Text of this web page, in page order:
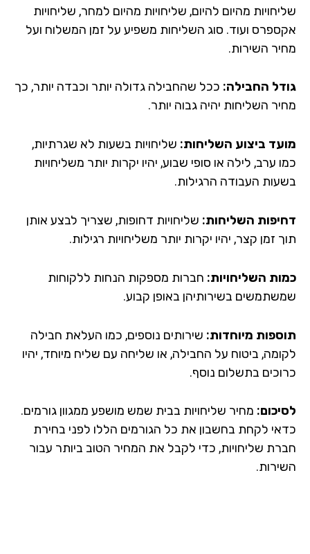
מהיום להיום, שליחויות מהיום למחר, שליחויות
ועוד. סוג השליחות משפיע על זמן המשלוח ועל
השירות.
החבילה:ככל שהחבילה גדולה יותר וכבדה יותר, כך
השליחות יהיה גבוה יותר.
ביצוע השליחות:שליחויות בשעות לא שגרתיות,
ערב, לילה או סופי שבוע, יהיו יקרות יותר משליחויות
העבודה הרגילות.
השליחות:שליחויות דחופות, שצריך לבצע אותן
זמן קצר, יהיו יקרות יותר משליחויות רגילות.
השליחויות:חברות מספקות הנחות ללקוחות
בשירותיהן באופן קבוע.
מיוחדות:שירותים נוספים, כמו העלאת חבילה
ביטוח על החבילה, או שליחה עם שליח מיוחד, יהיו
בתשלום נוסף.
מחיר שליחויות בבית שמש מושפע ממגוון גורמים.
לקחת בחשבון את כל הגורמים הללו לפני בחירת
שליחויות, כדי לקבל את המחיר הטוב ביותר עבור